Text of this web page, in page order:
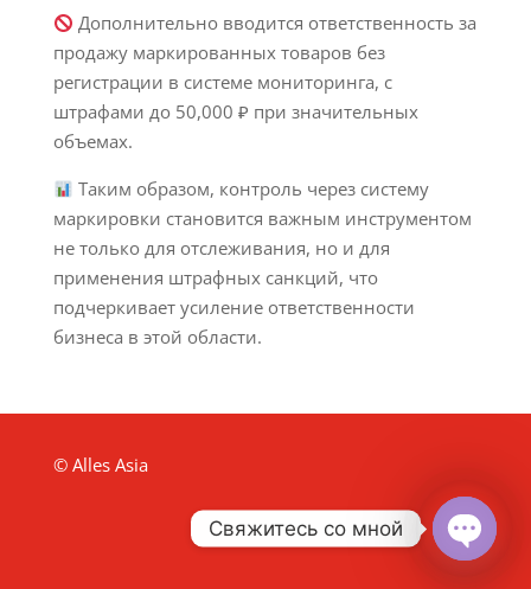
Дополнительно вводится ответственность за
продажу маркированных товаров без
регистрации в системе мониторинга, с
штрафами до 50,000 ₽ при значительных
объемах.
Таким образом, контроль через систему
маркировки становится важным инструментом
не только для отслеживания, но и для
применения штрафных санкций, что
подчеркивает усиление ответственности
бизнеса в этой области.
© Alles Asia
Свяжитесь со мной